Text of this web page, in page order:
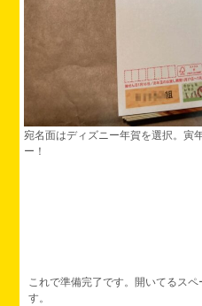
宛名面はディズニー年賀を選択。寅
ー！
これで準備完了です。開いてるス
す。